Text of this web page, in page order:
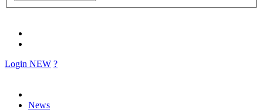
Login NEW ?
News